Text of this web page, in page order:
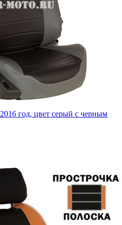
год, цвет серый с черным